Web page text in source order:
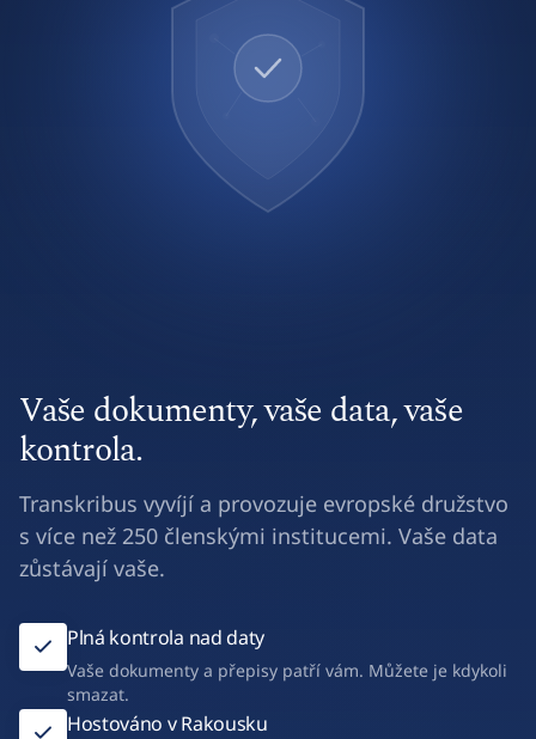
Vaše dokumenty, vaše data, vaše
kontrola.
Transkribus vyvíjí a provozuje evropské družstvo
s více než 250 členskými institucemi. Vaše data
zůstávají vaše.
Plná kontrola nad daty
Vaše dokumenty a přepisy patří vám. Můžete je kdykoli
smazat.
Hostováno v Rakousku